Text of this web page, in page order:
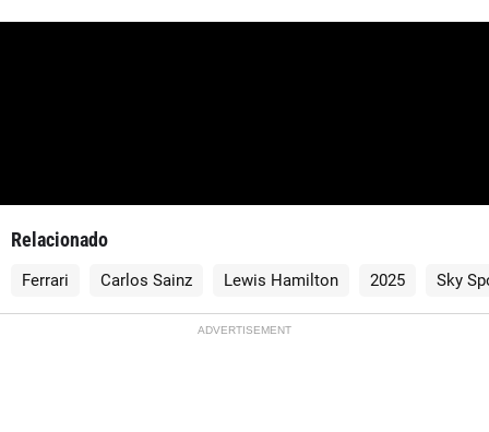
Relacionado
Ferrari Carlos Sainz Lewis Hamilton 2025 Sky
ADVERTISEMENT